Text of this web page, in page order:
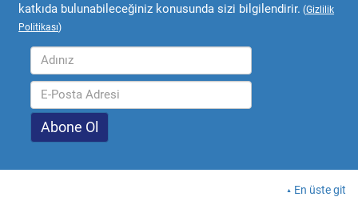
katkıda bulunabileceğiniz konusunda sizi bilgilendirir. (Gizlilik
Politikası)
En üste git